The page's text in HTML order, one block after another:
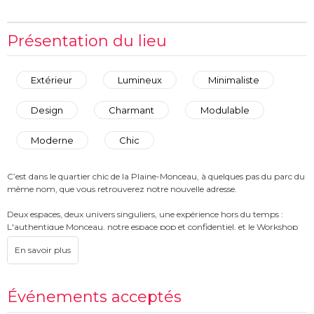
Présentation du lieu
Extérieur Lumineux Minimaliste
Design Charmant Modulable
Moderne Chic
C’est dans le quartier chic de la Plaine-Monceau, à quelques pas du parc du
même nom, que vous retrouverez notre nouvelle adresse.
Deux espaces, deux univers singuliers, une expérience hors du temps :
L'authentique Monceau, notre espace pop et confidentiel, et le Workshop
Monceau, notre espace authentique et naturel, accueilleront tous vos
événements d’entreprises.
son alliance de matériaux naturels et son mobilier aux allures rétro. Cet
espace privatisé de 45 m², intimiste, sera idéal pour accueillir toutes vos
Événements acceptés